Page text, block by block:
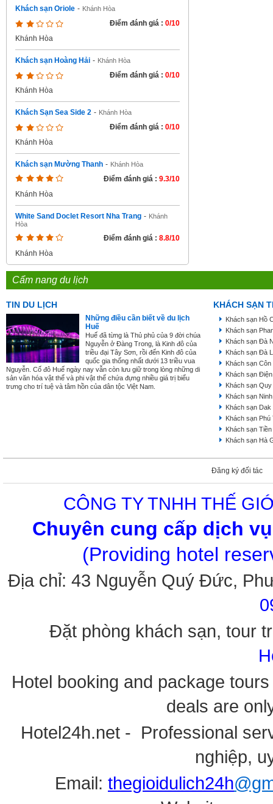
Khách sạn Oriole - Khánh Hòa
Điểm đánh giá : 0/10
Khánh Hòa
Khách sạn Hoàng Hải - Khánh Hòa
Điểm đánh giá : 0/10
Khánh Hòa
Khách Sạn Sea Side 2 - Khánh Hòa
Điểm đánh giá : 0/10
Khánh Hòa
Khách sạn Mường Thanh - Khánh Hòa
Điểm đánh giá : 9.3/10
Khánh Hòa
White Sand Doclet Resort Nha Trang - Khánh
Hòa
Điểm đánh giá : 8.8/10
Khánh Hòa
Cẩm nang du lịch
TIN DU LỊCH
Những điều cần biết về du lịch
Huế
Huế đã từng là Thủ phủ của 9 đời chúa
Nguyễn ở Đàng Trong, là Kinh đô của
triều đại Tây Sơn, rồi đến Kinh đô của
quốc gia thống nhất dưới 13 triều vua
Nguyễn. Cố đô Huế ngày nay vẫn còn lưu giữ trong lòng những di
sản văn hóa vật thể và phi vật thể chứa đựng nhiều giá trị biểu
trưng cho trí tuệ và tâm hồn của dân tộc Việt Nam.
KHÁCH SẠN
Khách sạn Hồ
Khách sạn
Khách sạn Đà
Khách sạn Đà
Khách sạn
Khách sạn
Khách sạn
Khách sạn
Khách sạn Dak
Khách sạn Phú
Khách sạn
Khách sạn Hà
Đăng ký đối tác
CÔNG TY TNHH THẾ
Chuyên cung cấp dịch
(Providing hotel
Địa chỉ: 43 Nguyễn Quý Đức,
Đặt phòng khách sạn, tour
Hotel booking and package
deals are
Hotel24h.net - Professional
nghiệp,
Email: thegioidulich24h